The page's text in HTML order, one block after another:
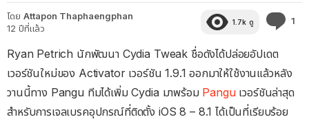
โดย Attapon Thaphaengphan
12 ปีที่แล้ว
1.7k ดู 1
Ryan Petrich นักพัฒนา Cydia Tweak ชื่อดังได้ปล่อยอัปเดต
เวอร์ชันใหม่ของ Activator เวอร์ชัน 1.9.1 ออกมาให้ใช้งานแล้วหลัง
วานนี้ทาง Pangu ทีมได้เพิ่ม Cydia มาพร้อม Panguเวอร์ชันล่าสุด
สำหรับการเจลเบรคอุปกรณ์ที่ติดตั้ง iOS 8 – 8.1 ได้เป็นที่เรียบร้อย